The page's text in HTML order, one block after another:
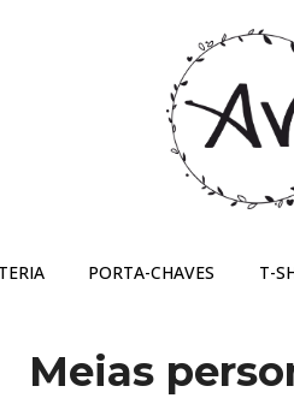
PORTA-CHAVES T-
Meias